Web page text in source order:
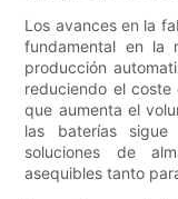
Los avances en la
fundamental en la
producción
reduciendo el
que aumenta el
las baterías
soluciones de
asequibles tanto